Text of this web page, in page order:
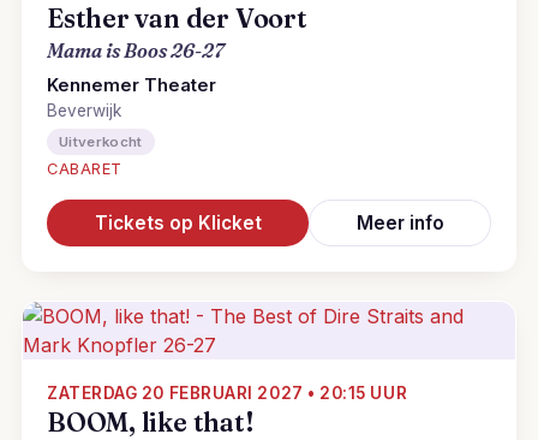
Esther van der Voort
Mama is Boos 26-27
Kennemer Theater
Beverwijk
Uitverkocht
CABARET
Tickets op Klicket Meer info
ZATERDAG 20 FEBRUARI 2027 • 20:15 UUR
BOOM, like that!